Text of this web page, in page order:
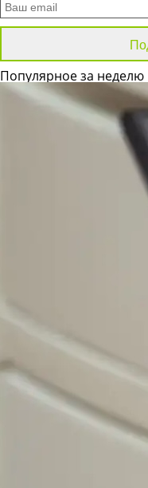
Популярное за неделю